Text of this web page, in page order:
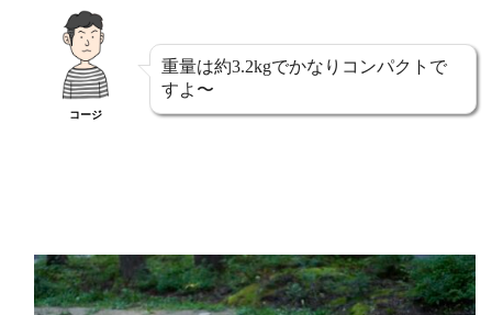
コージ
重量は約3.2kgでかなりコンパクトで
すよ〜